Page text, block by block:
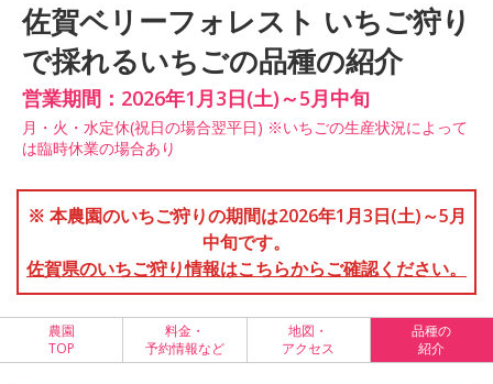
佐賀ベリーフォレスト いちご狩り
で採れるいちごの品種の紹介
営業期間：2026年1月3日(土)～5月中旬
月・火・水定休(祝日の場合翌平日) ※いちごの生産状況によって
は臨時休業の場合あり
※ 本農園のいちご狩りの期間は2026年1月3日(土)～5月
中旬です。
佐賀県のいちご狩り情報はこちらからご確認ください。
農園
TOP
料金・
予約情報など
地図・
アクセス
品種の
紹介